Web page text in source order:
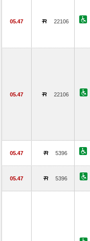
05.47 22106
05.47 22106
05.47 5396
05.47 5396